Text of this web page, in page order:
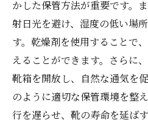
かした保管方法が重要です。
射日光を避け、湿度の低い場
す。乾燥剤を使用することで
えることができます。さらに
靴箱を開放し、自然な通気を
のように適切な保管環境を整
行を遅らせ、靴の寿命を延ば